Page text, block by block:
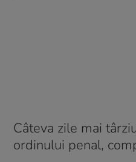
Câteva zile mai
ordinului penal,